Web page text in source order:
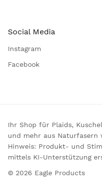
Social Media
Instagram
Facebook
Ihr Shop für Plaids,
und mehr aus Naturfasern
Hinweis: Produkt- und
mittels KI-Unterstützung
© 2026 Eagle Products